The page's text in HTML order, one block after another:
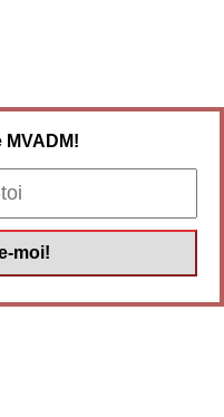
MVADM!